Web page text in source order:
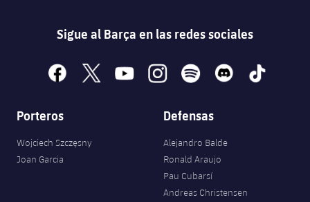
Sigue al Barça en las redes sociales
facebook
x youtubeinstagramspotify discord tiktok
Porteros
Wojciech Szczęsny
Joan Garcia
Defensas
Alejandro Balde
Ronald Araujo
Pau Cubarsí
Andreas Christensen